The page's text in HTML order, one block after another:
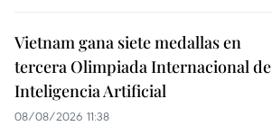
Vietnam gana siete medallas en
tercera Olimpiada Internacional de
Inteligencia Artificial
08/08/2026 11:38